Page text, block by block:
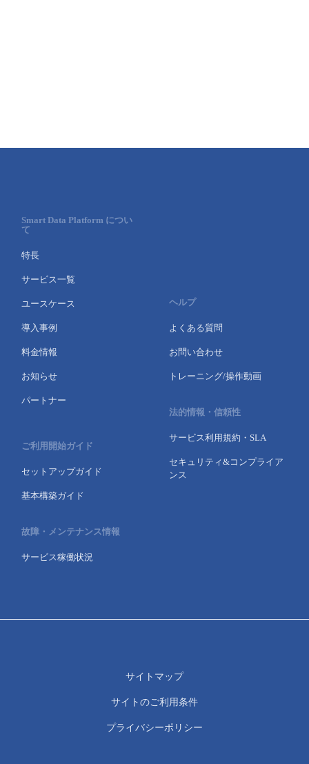
Smart Data Platform につい
て
特長
サービス一覧
ユースケース
導入事例
料金情報
お知らせ
パートナー
ご利用開始ガイド
セットアップガイド
基本構築ガイド
故障・メンテナンス情報
サービス稼働状況
ヘルプ
よくある質問
お問い合わせ
トレーニング/操作動画
法的情報・信頼性
サービス利用規約・SLA
セキュリティ&コンプライア
ンス
サイトマップ
サイトのご利用条件
プライバシーポリシー